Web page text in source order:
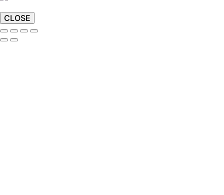
CLOSE